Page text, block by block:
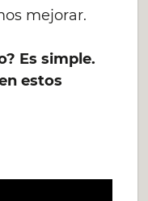
mejorar.
Es simple.
estos